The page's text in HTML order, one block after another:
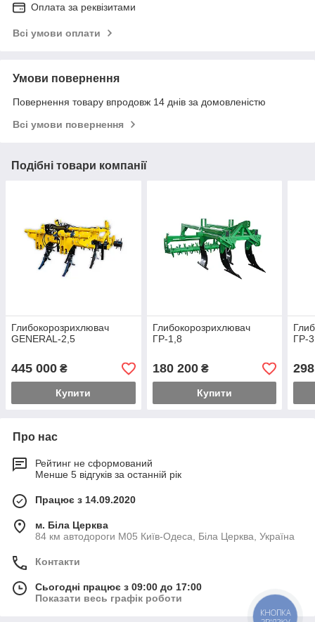
Оплата за реквізитами
Всі умови оплати
Умови повернення
Повернення товару впродовж 14 днів за домовленістю
Всі умови повернення
Подібні товари компанії
Глибокорозрихлювач
GENERAL-2,5
445 000 ₴
Купити
Глибокорозрихлювач
ГР-1,8
180 200₴
Купити
ГР-
Про нас
Рейтинг не сформований
Менше 5 відгуків за останній рік
Працює з 14.09.2020
м. Біла Церква
84 км автодороги М05 Київ-Одеса, Біла Церква, Україна
Контакти
Сьогодні працює з 09:00 до 17:00
Показати весь графік роботи
КНОПКА